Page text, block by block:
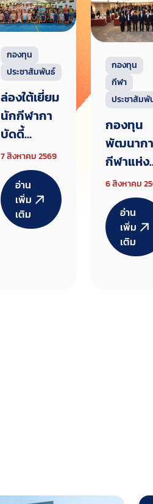
กองทุน
ประชาสัมพันธ์
ล่องใต้เยี่ยม
นักกีฬากา
บัดดี้
สมาคมแรก
เตรียมทัพสู้
ศึกเอเชียน
เกมส์ 2026
7 สิงหาคม 2569
อ่าน
เพิ่ม
เติม
กองทุน
กีฬา
ประชาสัมพั
กองทุน
พัฒนาก
กีฬาแห่ง
ชาติ จัด
สัมมนา
ชี้แจงหลัก
เกณฑ์
จัดสรรง
6 สิงหาคม
อ่าน
เพิ่ม
เติม